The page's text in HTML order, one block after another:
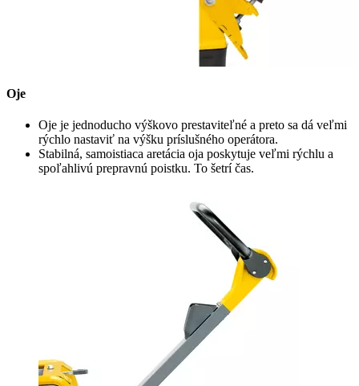
Oje
Oje je jednoducho výškovo prestaviteľné a preto sa dá veľmi
rýchlo nastaviť na výšku príslušného operátora.
Stabilná, samoistiaca aretácia oja poskytuje veľmi rýchlu a
spoľahlivú prepravnú poistku. To šetrí čas.